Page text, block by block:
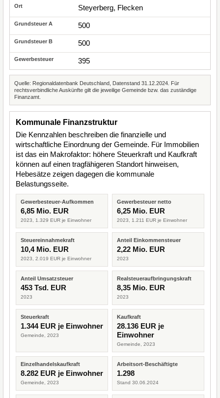
Steyerberg, Flecken
500
500
395
Quelle: Regionaldatenbank Deutschland, Datenstand 31.12.2024. Für
rechtsverbindliche Auskünfte gilt die jeweilige Gemeinde bzw. das zuständige
Finanzamt.
Kommunale Finanzstruktur
Die Kennzahlen beschreiben die finanzielle und
wirtschaftliche Einordnung der Gemeinde. Für Immobilien
ist das ein Makrofaktor: höhere Steuerkraft und Kaufkraft
können auf einen tragfähigeren Standort hinweisen,
Hebesätze zeigen dagegen die kommunale
Belastungsseite.
Gewerbesteuer-Aufkommen
6,85 Mio. EUR
2023, 1.329 EUR je Einwohner
Gewerbesteuer netto
6,25 Mio. EUR
2023, 1.211 EUR je Einwohner
Steuereinnahmekraft
10,4 Mio. EUR
2023, 2.019 EUR je Einwohner
Anteil Einkommensteuer
2,22 Mio. EUR
2023
Anteil Umsatzsteuer
453 Tsd. EUR
2023
Realsteueraufbringungskraft
8,35 Mio. EUR
2023
Steuerkraft
1.344 EUR je Einwohner
Gemeinde, 2023
Kaufkraft
28.136 EUR je
Einwohner
Gemeinde, 2023
Einzelhandelskaufkraft
8.282 EUR je Einwohner
Gemeinde, 2023
Arbeitsort-Beschäftigte
1.298
Stand 30.06.2024